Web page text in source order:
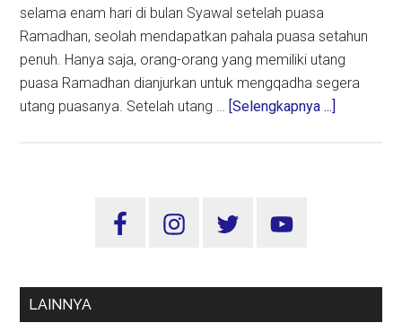
selama enam hari di bulan Syawal setelah puasa
Ramadhan, seolah mendapatkan pahala puasa setahun
penuh. Hanya saja, orang-orang yang memiliki utang
puasa Ramadhan dianjurkan untuk mengqadha segera
utang puasanya. Setelah utang … [Selengkapnya ...]
Apa
Sidebar
LAINNYA